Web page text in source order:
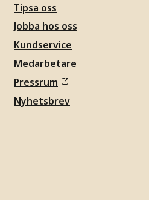
Tipsa oss
Jobba hos oss
Kundservice
Medarbetare
Pressrum
Nyhetsbrev